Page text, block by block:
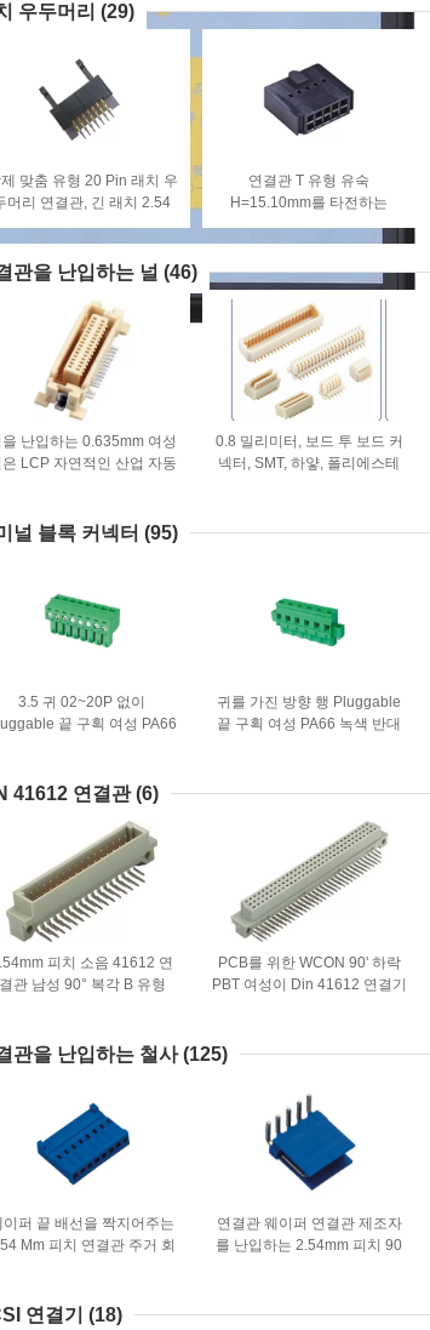
우두머리 (29)
맞춤 유형 20 Pin 래치 우
머리 연결관, 긴 래치 2.54
Mm 피치 우두머리
연결관 T 유형 유숙
H=15.10mm를 타전하는
2.54mm 래치 우두머리 널
관을 난입하는 널 (46)
을 난입하는 0.635mm 여성
은 LCP 자연적인 산업 자동
0.8 밀리미터, 보드 투 보드 커
넥터, SMT, 하얗, 폴리에스테
널 블록 커넥터 (95)
3.5 귀 02~20P 없이
끝 구획 여성 PA66
귀를 가진 방향 행 Pluggable
끝 구획 여성 PA66 녹색 반대
41612 연결관 (6)
피치 소음 41612 연
결관 남성 90° 복각 B 유형
PCB를 위한 WCON 90' 하락
PBT 여성이 Din 41612 연결기
관을 난입하는 철사 (125)
이퍼 끝 배선을 짝지어주는
Mm 피치 연결관 주거 회
연결관 웨이퍼 연결관 제조자
를 난입하는 2.54mm 피치 90
연결기 (18)